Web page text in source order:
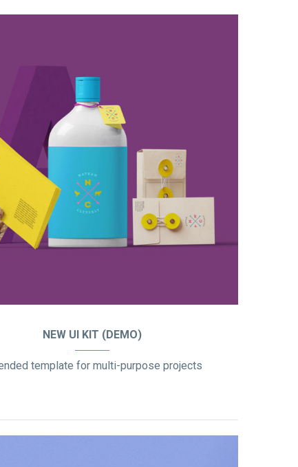
NEW UI KIT (DEMO)
template for multi-purpose projects